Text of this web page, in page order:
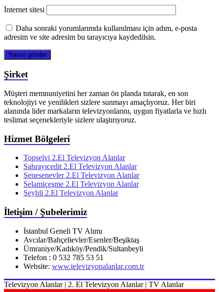
İnternet sitesi
Daha sonraki yorumlarımda kullanılması için adım, e-posta
adresim ve site adresim bu tarayıcıya kaydedilsin.
Şirket
Müşteri memnuniyetini her zaman ön planda tutarak, en son
teknolojiyi ve yenilikleri sizlere sunmayı amaçlıyoruz. Her biri
alanında lider markaların televizyonlarını, uygun fiyatlarla ve hızlı
teslimat seçenekleriyle sizlere ulaştırıyoruz.
Hizmet Bölgeleri
Topselvi 2.El Televizyon Alanlar
Sahrayıcedit 2.El Televizyon Alanlar
Şenesenevler 2.El Televizyon Alanlar
Selamiçeşme 2.El Televizyon Alanlar
Şeyhli 2.El Televizyon Alanlar
İletişim / Şubelerimiz
İstanbul Geneli TV Alımı
Avcılar/Bahçelievler/Esenler/Beşiktaş
Ümraniye/Kadıköy/Pendik/Sultanbeyli
Telefon : 0 532 785 53 51
Website: www.televizyonalanlar.com.tr
Televizyon Alanlar | 2. El Televizyon Alanlar | TV Alanlar